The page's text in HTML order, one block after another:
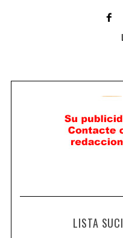
LISTA